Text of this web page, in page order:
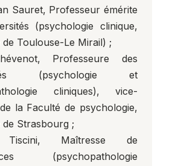
Sauret, Professeur émérite
(psychologie clinique,
de Toulouse-Le Mirail) ;
Professeure des
(psychologie et
cliniques), vice-
la Faculté de psychologie,
de Strasbourg ;
Tiscini, Maîtresse de
(psychopathologie